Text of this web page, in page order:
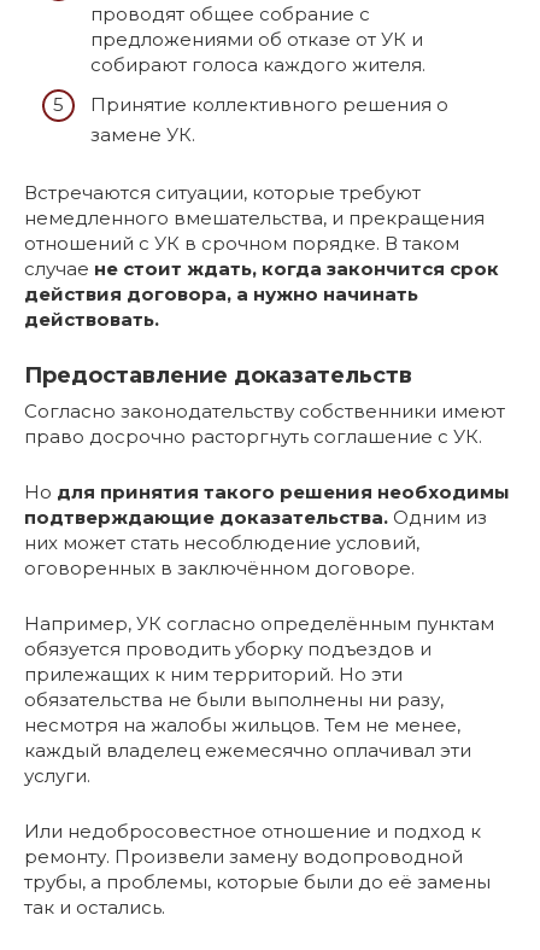
проводят общее собрание с
предложениями об отказе от УК и
собирают голоса каждого жителя.
Принятие коллективного решения о
замене УК.
Встречаются ситуации, которые требуют
немедленного вмешательства, и прекращения
отношений с УК в срочном порядке. В таком
случае не стоит ждать, когда закончится срок
действия договора, а нужно начинать
действовать.
Предоставление доказательств
Согласно законодательству собственники имеют
право досрочно расторгнуть соглашение с УК.
Но для принятия такого решения необходимы
подтверждающие доказательства. Одним из
них может стать несоблюдение условий,
оговоренных в заключённом договоре.
Например, УК согласно определённым пунктам
обязуется проводить уборку подъездов и
прилежащих к ним территорий. Но эти
обязательства не были выполнены ни разу,
несмотря на жалобы жильцов. Тем не менее,
каждый владелец ежемесячно оплачивал эти
услуги.
Или недобросовестное отношение и подход к
ремонту. Произвели замену водопроводной
трубы, а проблемы, которые были до её замены
так и остались.